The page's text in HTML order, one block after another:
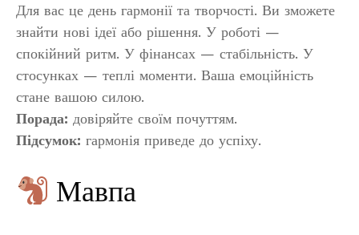
Для вас це день гармонії та творчості. Ви зможете
знайти нові ідеї або рішення. У роботі —
спокійний ритм. У фінансах — стабільність. У
стосунках — теплі моменти. Ваша емоційність
стане вашою силою.
Порада: довіряйте своїм почуттям.
Підсумок: гармонія приведе до успіху.
Мавпа